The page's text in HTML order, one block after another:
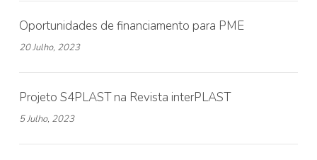
Oportunidades de financiamento para PME
20 Julho, 2023
Projeto S4PLAST na Revista interPLAST
5 Julho, 2023